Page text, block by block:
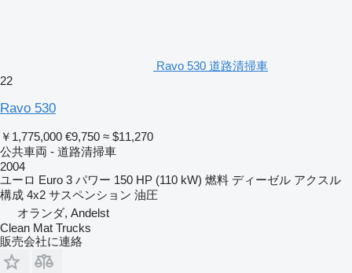
Ravo 530 道路清掃車
22
Ravo 530
￥1,775,000 €9,750 ≈ $11,270
公共車両 - 道路清掃車
2004
ユーロ Euro 3 パワー 150 HP (110 kW) 燃料 ディーゼル アクスル
構成 4x2 サスペンション 油圧
オランダ, Andelst
Clean Mat Trucks
販売会社に連絡